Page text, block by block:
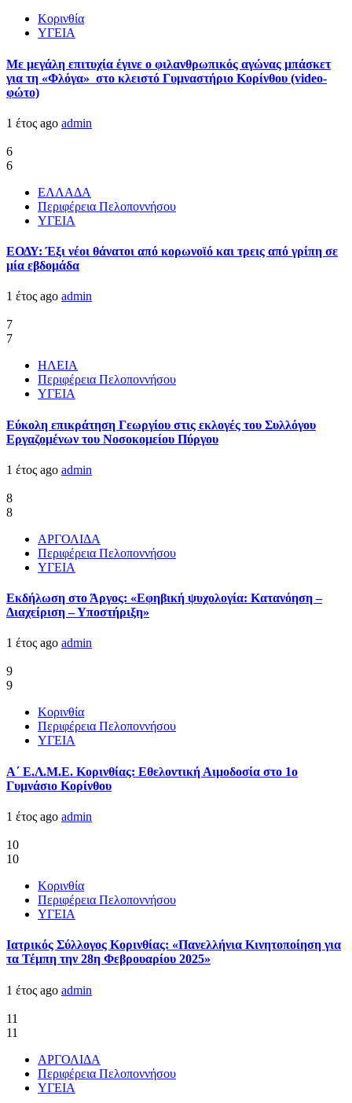
Κορινθία
ΥΓΕΙΑ
Με μεγάλη επιτυχία έγινε ο φιλανθρωπικός αγώνας μπάσκετ
για τη «Φλόγα» στο κλειστό Γυμναστήριο Κορίνθου (video-
φώτο)
1 έτος ago admin
6
6
ΕΛΛΑΔΑ
Περιφέρεια Πελοποννήσου
ΥΓΕΙΑ
ΕΟΔΥ: Έξι νέοι θάνατοι από κορωνοϊό και τρεις από γρίπη σε
μία εβδομάδα
1 έτος ago admin
7
7
ΗΛΕΙΑ
Περιφέρεια Πελοποννήσου
ΥΓΕΙΑ
Εύκολη επικράτηση Γεωργίου στις εκλογές του Συλλόγου
Εργαζομένων του Νοσοκομείου Πύργου
1 έτος ago admin
8
8
ΑΡΓΟΛΙΔΑ
Περιφέρεια Πελοποννήσου
ΥΓΕΙΑ
Εκδήλωση στο Άργος: «Εφηβική ψυχολογία: Κατανόηση –
Διαχείριση – Υποστήριξη»
1 έτος ago admin
9
9
Κορινθία
Περιφέρεια Πελοποννήσου
ΥΓΕΙΑ
Α΄ Ε.Λ.Μ.Ε. Κορινθίας: Εθελοντική Αιμοδοσία στο 1ο
Γυμνάσιο Κορίνθου
1 έτος ago admin
10
10
Κορινθία
Περιφέρεια Πελοποννήσου
ΥΓΕΙΑ
Ιατρικός Σύλλογος Κορινθίας: «Πανελλήνια Κινητοποίηση για
τα Τέμπη την 28η Φεβρουαρίου 2025»
1 έτος ago admin
11
11
ΑΡΓΟΛΙΔΑ
Περιφέρεια Πελοποννήσου
ΥΓΕΙΑ